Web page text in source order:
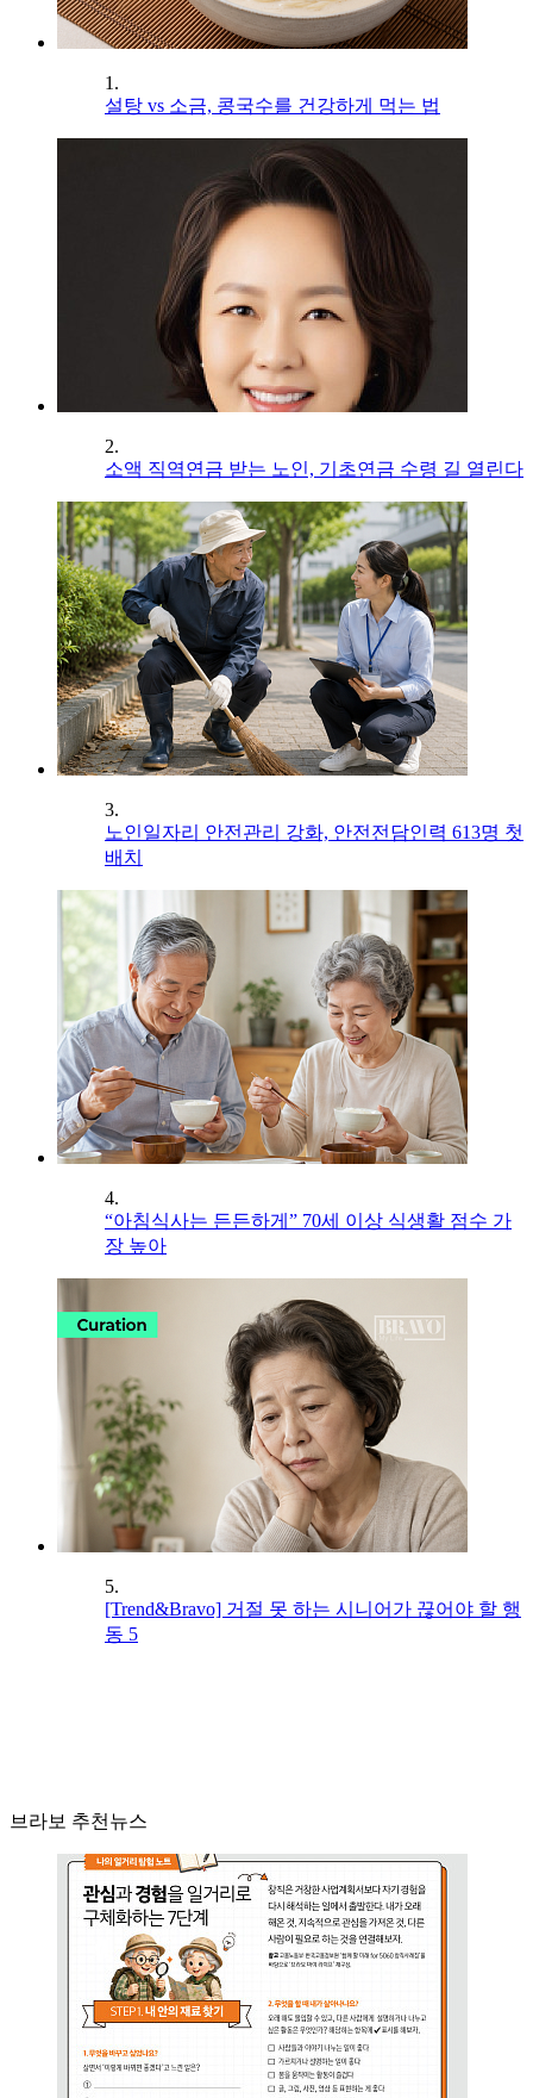
1.
설탕 vs 소금, 콩국수를 건강하게 먹는 법
2.
소액 직역연금 받는 노인, 기초연금 수령 길 열린다
3.
노인일자리 안전관리 강화, 안전전담인력 613명 첫
배치
4.
“아침식사는 든든하게” 70세 이상 식생활 점수 가
장 높아
5.
[Trend&Bravo] 거절 못 하는 시니어가 끊어야 할 행
동 5
브라보 추천뉴스